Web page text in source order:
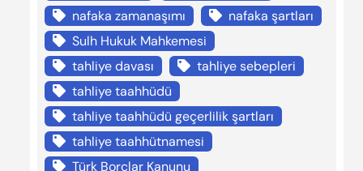
nafaka zamanaşımı
nafaka şartları
Sulh Hukuk Mahkemesi
tahliye davası
tahliye sebepleri
tahliye taahhüdü
tahliye taahhüdü geçerlilik şartları
tahliye taahhütnamesi
Türk Borçlar Kanunu